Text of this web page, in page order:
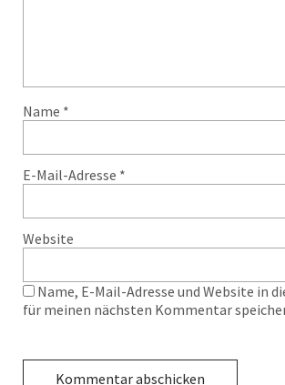
Name *
E-Mail-Adresse *
Website
Name, E-Mail-Adresse und Website in
für meinen nächsten Kommentar